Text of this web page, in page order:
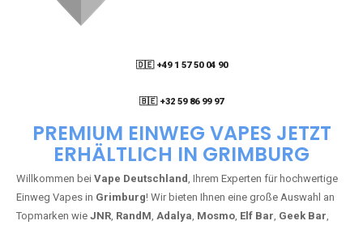
🇩🇪 +49 1 57 50 04 90
🇧🇪 +32 59 86 99 97
PREMIUM EINWEG VAPES JETZT
ERHÄLTLICH IN GRIMBURG
Willkommen bei Vape Deutschland, Ihrem Experten für hochwertige
Einweg Vapes in Grimburg! Wir bieten Ihnen eine große Auswahl an
Topmarken wie JNR, RandM, Adalya, Mosmo, Elf Bar, Geek Bar,